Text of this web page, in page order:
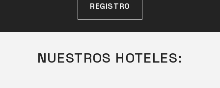
REGISTRO
NUESTROS HOTELES: